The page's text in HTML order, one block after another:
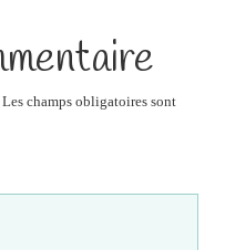
Les champs obligatoires sont